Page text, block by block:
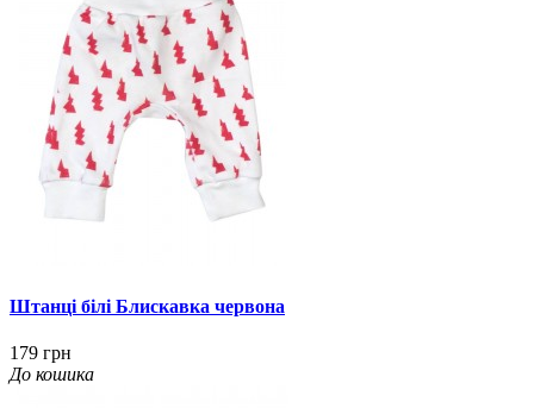
Штанці білі Блискавка червона
179 грн
До кошика